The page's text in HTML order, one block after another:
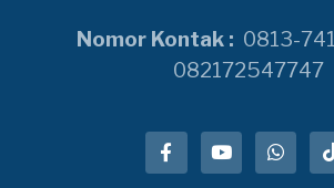
Nomor Kontak : 0813-
082172547747